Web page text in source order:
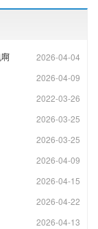
2026-04-04
2026-04-09
2022-03-26
2026-03-25
2026-03-25
2026-04-09
2026-04-15
2026-04-22
2026-04-13